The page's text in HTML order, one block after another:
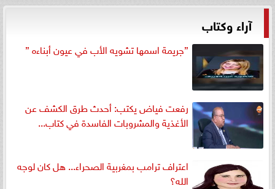
آراء وكتاب
”جريمة اسمها تشويه الأب في عيون أبناءه ”
رفعت فياض يكتب: أحدث طرق الكشف عن
الأغذية والمشروبات الفاسدة في كتاب...
اعتراف ترامب بمغربية الصحراء... هل كان لوجه
الله؟